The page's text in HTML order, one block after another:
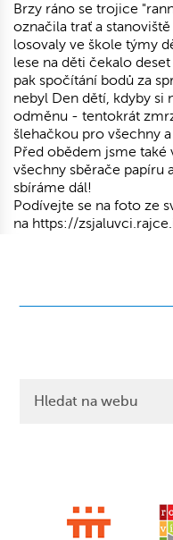
Brzy ráno se trojice
označila trať a
losovaly ve škole týmy
lese na děti čekalo
pak spočítání bodů za
nebyl Den dětí, kdyby si
odměnu - tentokrát
šlehačkou pro všechny
Před obědem jsme také
všechny sběrače papíru
sbíráme dál!
Podívejte se na foto ze
na https://